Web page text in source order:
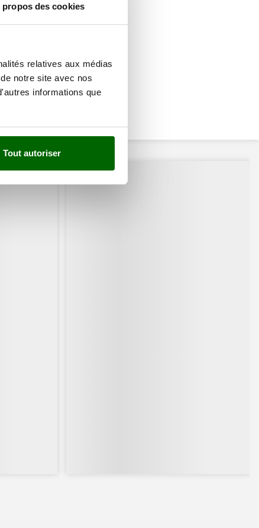
propos des cookies
relatives aux médias
notre site avec nos
informations que
Tout autoriser